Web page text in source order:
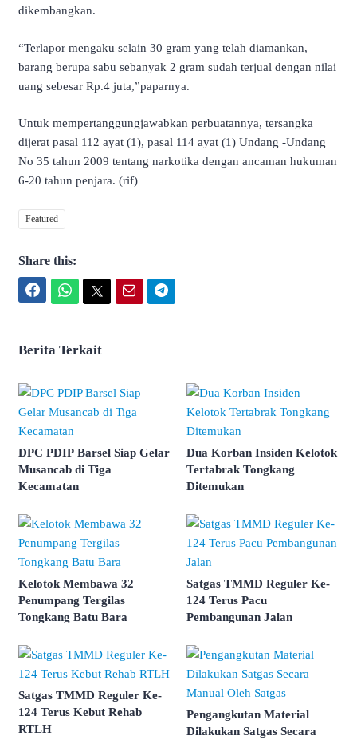
dikembangkan.
“Terlapor mengaku selain 30 gram yang telah diamankan,
barang berupa sabu sebanyak 2 gram sudah terjual dengan nilai
uang sebesar Rp.4 juta,”paparnya.
Untuk mempertanggungjawabkan perbuatannya, tersangka
dijerat pasal 112 ayat (1), pasal 114 ayat (1) Undang -Undang
No 35 tahun 2009 tentang narkotika dengan ancaman hukuman
6-20 tahun penjara. (rif)
Featured
Share this:
Berita Terkait
DPC PDIP Barsel Siap Gelar
Musancab di Tiga
Kecamatan
Dua Korban Insiden Kelotok
Tertabrak Tongkang
Ditemukan
Kelotok Membawa 32
Penumpang Tergilas
Tongkang Batu Bara
Satgas TMMD Reguler Ke-
124 Terus Pacu
Pembangunan Jalan
Satgas TMMD Reguler Ke-
124 Terus Kebut Rehab
RTLH
Pengangkutan Material
Dilakukan Satgas Secara